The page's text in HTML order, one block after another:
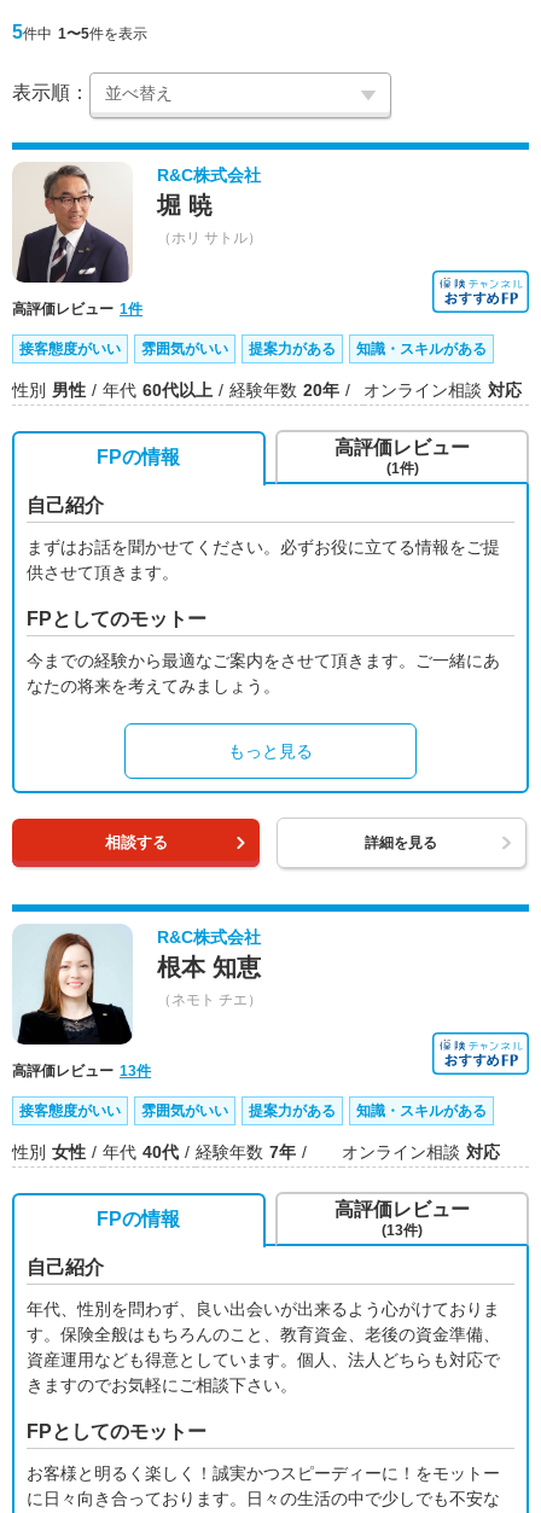
5件中 1〜5件を表示
表示順：
R&C株式会社
堀 暁
（ホリ サトル）
高評価レビュー 1件
接客態度がいい 雰囲気がいい 提案力がある 知識・スキルがある
性別 男性 年代 60代以上 経験年数 20年 オンライン相談 対応
FPの情報
自己紹介
まずはお話を聞かせてください。必ずお役に立てる情報をご提
供させて頂きます。
FPとしてのモットー
今までの経験から最適なご案内をさせて頂きます。ご一緒にあ
なたの将来を考えてみましょう。
もっと見る
高評価レビュー
(1件)
相談する 詳細を見る
R&C株式会社
根本 知恵
（ネモト チエ）
高評価レビュー 13件
接客態度がいい 雰囲気がいい 提案力がある 知識・スキルがある
性別 女性 年代 40代 経験年数 7年 オンライン相談 対応
FPの情報
自己紹介
年代、性別を問わず、良い出会いが出来るよう心がけておりま
す。保険全般はもちろんのこと、教育資金、老後の資金準備、
資産運用なども得意としています。個人、法人どちらも対応で
きますのでお気軽にご相談下さい。
FPとしてのモットー
お客様と明るく楽しく！誠実かつスピーディーに！をモットー
に日々向き合っております。日々の生活の中で少しでも不安な
高評価レビュー
(13件)